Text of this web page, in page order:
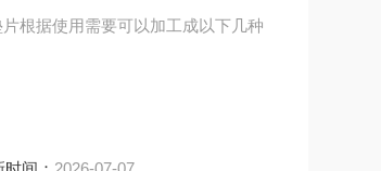
根据使用需要可以加工成以下几种